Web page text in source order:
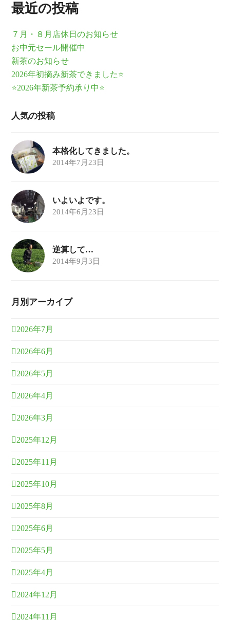
最近の投稿
７月・８月店休日のお知らせ
お中元セール開催中
新茶のお知らせ
2026年初摘み新茶できました⭐
⭐2026年新茶予約承り中⭐
人気の投稿
本格化してきました。
2014年7月23日
いよいよです。
2014年6月23日
逆算して…
2014年9月3日
月別アーカイブ
2026年7月
2026年6月
2026年5月
2026年4月
2026年3月
2025年12月
2025年11月
2025年10月
2025年8月
2025年6月
2025年5月
2025年4月
2024年12月
2024年11月